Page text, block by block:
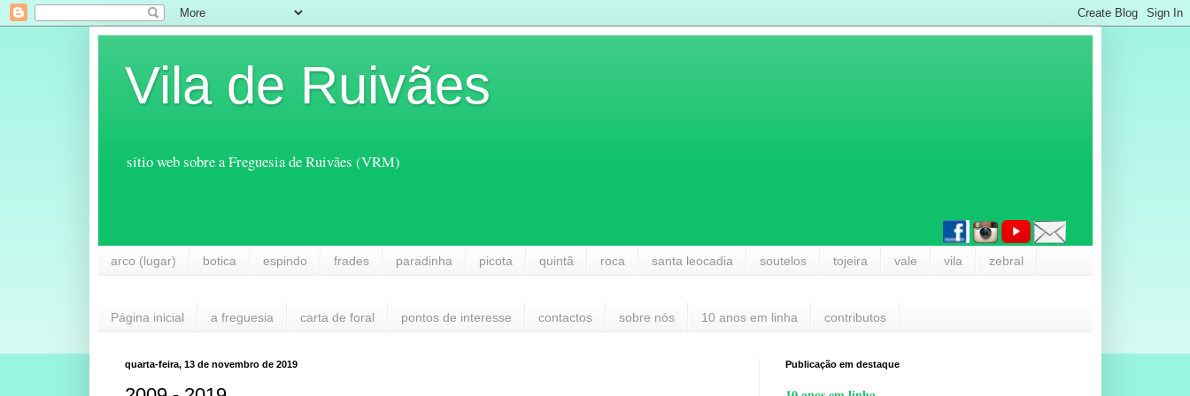
Vila de Ruivães
sítio web sobre a Freguesia de Ruivães (VRM)
arco (lugar) botica espindo frades paradinha picota quintã roca santa leocadia soutelos tojeira vale vila zebral
Página inicial a freguesia carta de foral pontos de interesse contactos sobre nós 10 anos em linha contributos
quarta-feira, 13 de novembro de 2019 Publicação em destaque